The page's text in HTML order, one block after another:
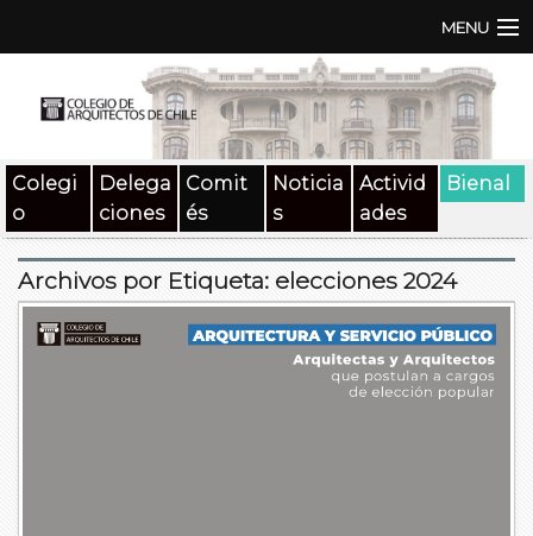
MENU
Documentos
SAT
Colegi
o
Delega
ciones
Comit
és
Noticia
s
Activid
ades
Bienal
Archivos por Etiqueta: elecciones 2024